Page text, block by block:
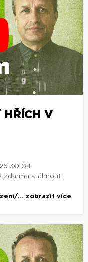
HŘÍCH V
3Q 04
zdarma stáhnout
... zobrazit více